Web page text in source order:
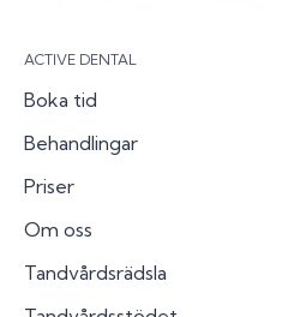
ACTIVE DENTAL
Boka tid
Behandlingar
Priser
Om oss
Tandvårdsrädsla